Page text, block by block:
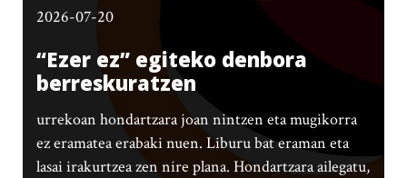
2026-07-20
“Ezer ez” egiteko denbora
berreskuratzen
urrekoan hondartzara joan nintzen eta mugikorra
ez eramatea erabaki nuen. Liburu bat eraman eta
lasai irakurtzea zen nire plana. Hondartzara ailegatu,